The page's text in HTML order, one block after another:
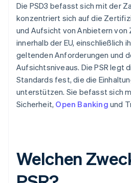
Die PSD3 befasst sich mit der
konzentriert sich auf die
und Aufsicht von Anbietern von
innerhalb der EU, einschließlich
geltenden Anforderungen und
Aufsichtsniveaus. Die PSR legt
Standards fest, die die
unterstützen. Sie befasst sich
Sicherheit, Open Banking und
Welchen